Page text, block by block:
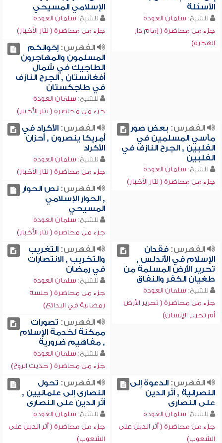
الأسئلة
للشيخ: سلمان العودة
جزء من محاضرة ( إمام دار
الهجرة)
الإسلامي المسيحي
للشيخ: سلمان العودة
جزء من محاضرة ( نثار الأخبار)
الفهرس:إخوانكم
المسلمون والمهاجرون
الطاجيك في شمال
أفغانستان , الجرح النازف
في طاجكستان
للشيخ: سلمان العودة
جزء من محاضرة ( نثار الأخبار)
الفهرس: بعض صور
مآسي المسلمين في
الفلبين , الجرح النازف في
الفلبين
للشيخ: سلمان العودة
جزء من محاضرة ( نثار الأخبار)
الفهرس:الأكراد في
أمريكا ينصرون , أحزان
الأكراد
للشيخ: سلمان العودة
جزء من محاضرة ( نثار الأخبار)
الفهرس:نص الحوار
, الحوار الإسلامي
المسيحي
للشيخ: سلمان العودة
جزء من محاضرة ( نثار الأخبار)
الفهرس:فقدان
الإسلام في الأندلس ,
تحرير الأرض المسلمة من
طغيان الكفر والنفاق
للشيخ: سلمان العودة
جزء من محاضرة ( تحرير الأرض
أم تحرير الإنسان)
الفهرس:التغريب
والتخريب , الانتصارات
في رمضان
للشيخ: سلمان العودة
جزء من محاضرة ( جلسة
رمضانية في البدائع)
الفهرس: تصورات
ممكنة لخدمة الإسلام
, مفاهيم ضرورية
للشيخ: سلمان العودة
جزء من محاضرة ( حديث الروح)
الفهرس:الدعوة إلى
النصرانية , أثر الدين
على النصارى
للشيخ: سلمان العودة
جزء من محاضرة ( أثر الدين على
الشعوب)
الفهرس: تحول
النصارى إلى علمانيين ,
أثر الدين على النصارى
للشيخ: سلمان العودة
جزء من محاضرة ( أثر الدين على
الشعوب)